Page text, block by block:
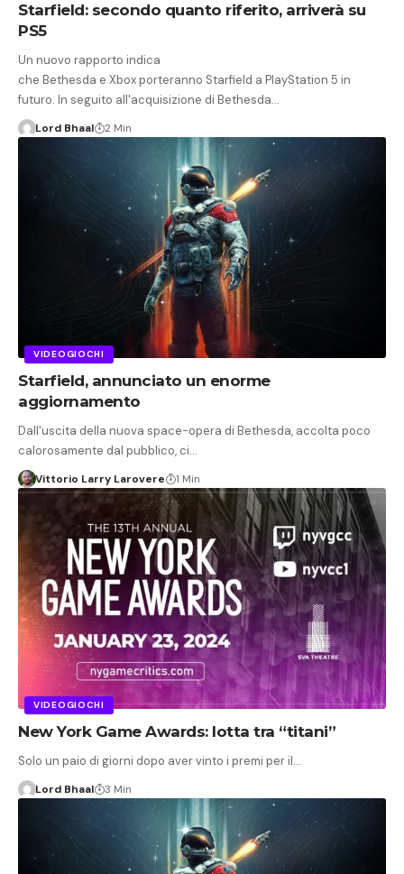
Starfield: secondo quanto riferito, arriverà su
PS5
Un nuovo rapporto indica
che Bethesda e Xbox porteranno Starfield a PlayStation 5 in
futuro. In seguito all'acquisizione di Bethesda…
Lord Bhaal 2 Min
VIDEOGIOCHI
Starfield, annunciato un enorme
aggiornamento
Dall'uscita della nuova space-opera di Bethesda, accolta poco
calorosamente dal pubblico, ci…
Vittorio Larry Larovere 1 Min
VIDEOGIOCHI
New York Game Awards: lotta tra “titani”
Solo un paio di giorni dopo aver vinto i premi per il…
Lord Bhaal 3 Min